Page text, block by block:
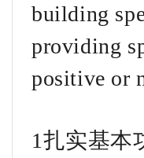
building
providing
positive or
1扎实基本